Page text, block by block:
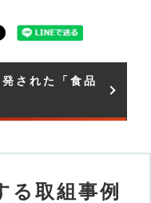
された「食品
る取組事例